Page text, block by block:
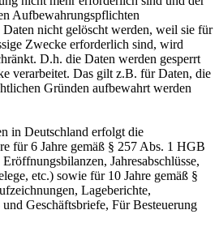
Aufbewahrungspflichten
Daten nicht gelöscht werden, weil sie für
Zwecke erforderlich sind, wird
D.h. die Daten werden gesperrt
verarbeitet. Das gilt z.B. für Daten, die
Gründen aufbewahrt werden
in Deutschland erfolgt die
für 6 Jahre gemäß § 257 Abs. 1 HGB
Jahresabschlüsse,
etc.) sowie für 10 Jahre gemäß §
Lageberichte,
Geschäftsbriefe, Für Besteuerung